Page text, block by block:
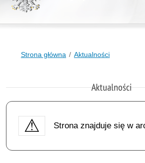
Strona główna Aktualności
Aktualności
Strona znajduje się w